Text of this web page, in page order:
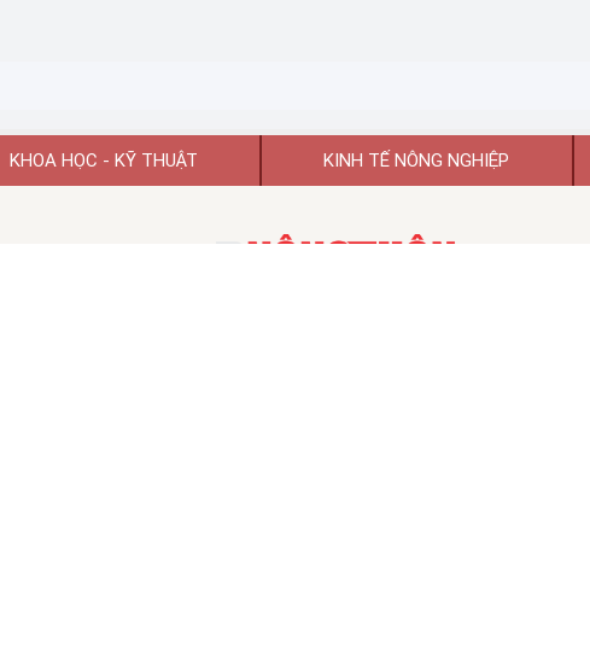
KHOA HỌC - KỸ THUẬT KINH TẾ NÔNG NGHIỆP